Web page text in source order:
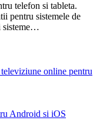
telefon si tableta.
pentru sistemele de
sisteme…
online pentru
Android si iOS